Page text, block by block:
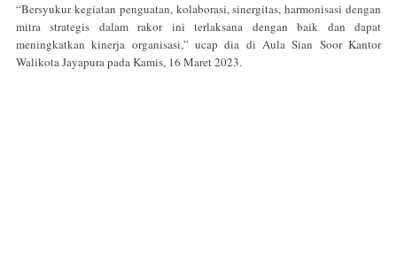
“Bersyukur kegiatan penguatan, kolaborasi, sinergitas, harmonisasi dengan
mitra strategis dalam rakor ini terlaksana dengan baik dan dapat
meningkatkan kinerja organisasi,” ucap dia di Aula Sian Soor Kantor
Walikota Jayapura pada Kamis, 16 Maret 2023.